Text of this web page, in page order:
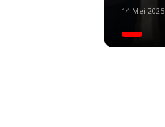
14 Mei 2025